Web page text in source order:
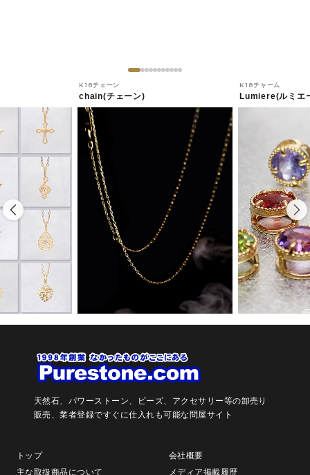
K18チェーン
chain(チェーン)
K18チャーム
Lumiere(ルミエ
天然石、パワーストーン、ビーズ、アクセサリー等の卸売り
販売、業者登録ですぐに仕入れも可能な問屋サイト
トップ
会社概要
主な取扱商品について
メディア掲載履歴